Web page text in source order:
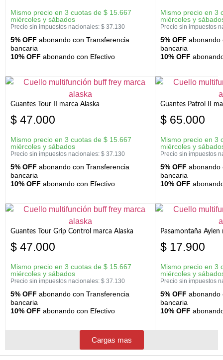
Mismo precio en 3 cuotas de $ 15.667
miércoles y sábados
Precio sin impuestos nacionales: $ 37.130
5% OFF abonando con Transferencia
bancaria
10% OFF abonando con Efectivo
Mismo precio en 3
miércoles y
Precio sin impuestos
5% OFF abonando
bancaria
10% OFF
Guantes Tour II marca Alaska
$ 47.000
Mismo precio en 3 cuotas de $ 15.667
miércoles y sábados
Precio sin impuestos nacionales: $ 37.130
5% OFF abonando con Transferencia
bancaria
10% OFF abonando con Efectivo
Guantes Patrol II
$ 65.000
Mismo precio en 3
miércoles y
Precio sin impuestos
5% OFF abonando
bancaria
10% OFF
Guantes Tour Grip Control marca Alaska
$ 47.000
Mismo precio en 3 cuotas de $ 15.667
miércoles y sábados
Precio sin impuestos nacionales: $ 37.130
5% OFF abonando con Transferencia
bancaria
10% OFF abonando con Efectivo
Pasamontaña Aylen
$ 17.900
Mismo precio en 3
miércoles y
Precio sin impuestos
5% OFF abonando
bancaria
10% OFF
Cargas mas